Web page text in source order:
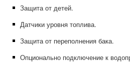
Защита от детей.
Датчики уровня топлива.
Защита от переполнения бака.
Опционально подключение к